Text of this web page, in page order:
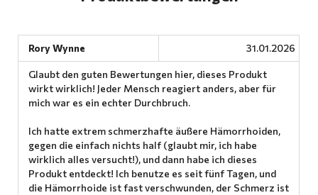
Rory Wynne 31.01.2026
Glaubt den guten Bewertungen hier, dieses Produkt
wirkt wirklich! Jeder Mensch reagiert anders, aber für
mich war es ein echter Durchbruch.
Ich hatte extrem schmerzhafte äußere Hämorrhoiden,
gegen die einfach nichts half (glaubt mir, ich habe
wirklich alles versucht!), und dann habe ich dieses
Produkt entdeckt! Ich benutze es seit fünf Tagen, und
die Hämorrhoide ist fast verschwunden, der Schmerz ist